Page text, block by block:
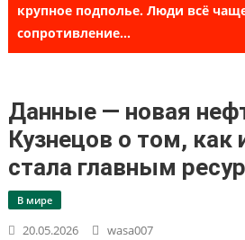
крупное подполье. Люди всё
сопротивление...
Данные — новая
Кузнецов о том,
стала главным
В мире
20.05.2026 wasa007